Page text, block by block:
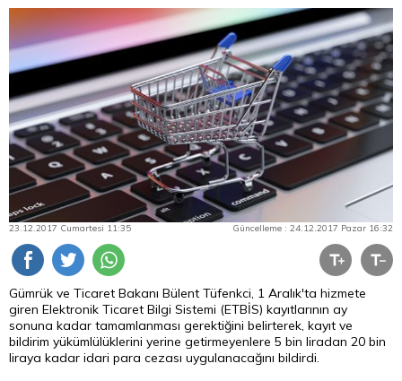
23.12.2017 Cumartesi 11:35 Güncelleme : 24.12.2017 Pazar 16:32
Gümrük ve Ticaret Bakanı Bülent Tüfenkci, 1 Aralık'ta hizmete
giren Elektronik Ticaret Bilgi Sistemi (ETBİS) kayıtlarının ay
sonuna kadar tamamlanması gerektiğini belirterek, kayıt ve
bildirim yükümlülüklerini yerine getirmeyenlere 5 bin liradan 20 bin
liraya kadar idari para cezası uygulanacağını bildirdi.